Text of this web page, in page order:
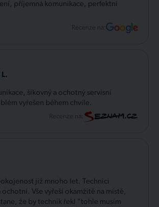
příjemná komunikace, perfektní
Recenze na:
šikovný a ochotný servisní
vyřešen během chvíle.
již mnoho let. Technici
Vše vyřeší okamžitě na místě,
že by technik řekl "tohle musím